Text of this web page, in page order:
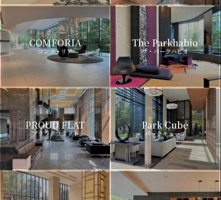
COMFORIA
コンフォリア
The Parkhabio
ザ・パークハビオ
PROUD FLAT
プラウドフラット
Park Cube
パークキューブ